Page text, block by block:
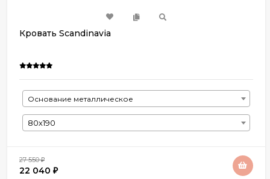
Кровать Scandinavia
Основание металлическое
80х190
27 550₽
22 040 ₽